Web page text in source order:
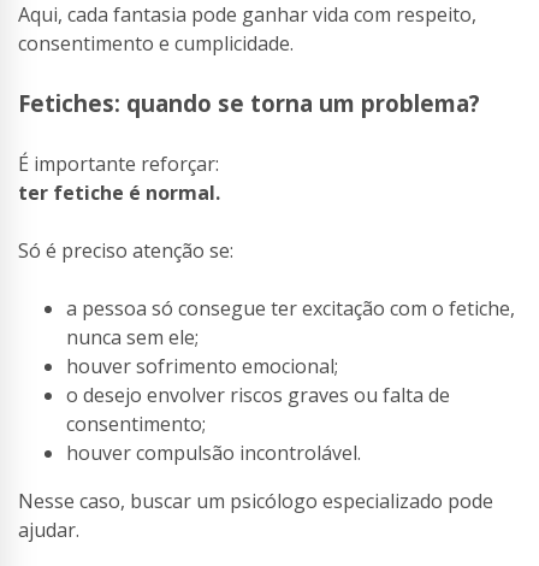
Aqui, cada fantasia pode ganhar vida com respeito,
consentimento e cumplicidade.
Fetiches: quando se torna um problema?
É importante reforçar:
ter fetiche é normal.
Só é preciso atenção se:
a pessoa só consegue ter excitação com o fetiche,
nunca sem ele;
houver sofrimento emocional;
o desejo envolver riscos graves ou falta de
consentimento;
houver compulsão incontrolável.
Nesse caso, buscar um psicólogo especializado pode
ajudar.